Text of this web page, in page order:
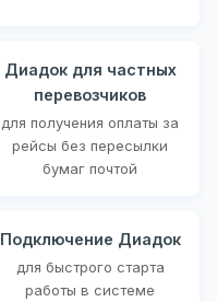
Диадок для частных
перевозчиков
для получения оплаты за
рейсы без пересылки
бумаг почтой
Подключение Диадок
для быстрого старта
работы в системе